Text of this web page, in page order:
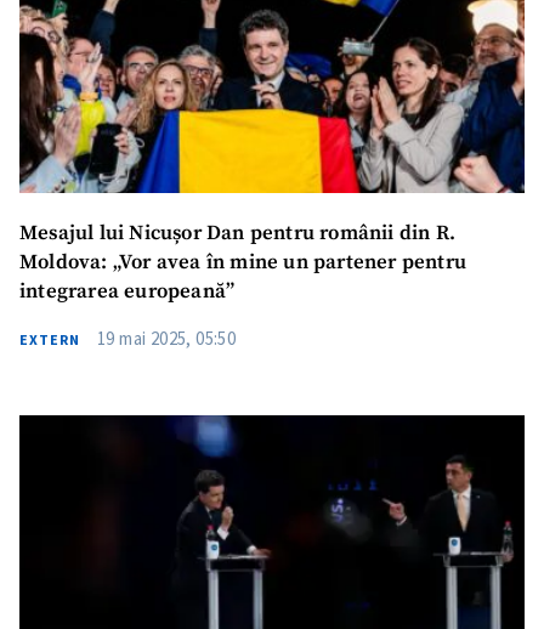
Mesajul lui Nicușor Dan pentru românii din R.
Moldova: „Vor avea în mine un partener pentru
integrarea europeană”
EXTERN 19 mai 2025, 05:50